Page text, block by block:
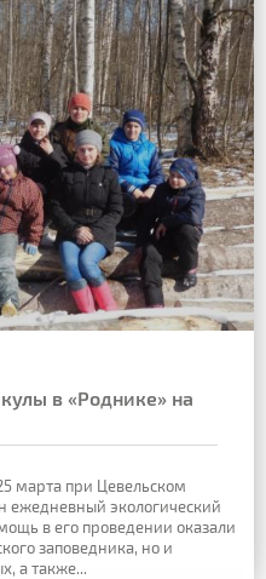
в «Роднике» на
марта при Цевельском
ежедневный экологический
в его проведении оказали
заповедника, но и
а также...